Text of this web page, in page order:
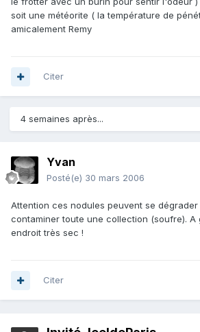
soit une météorite ( la température de
amicalement Remy
Citer
4 semaines après...
Yvan
Posté(e) 30 mars 2006
Attention ces nodules peuvent se
contaminer toute une collection (soufre). A
endroit très sec !
Citer